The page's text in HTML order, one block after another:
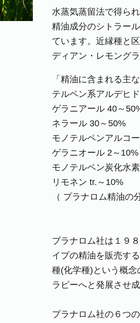
水蒸気蒸留法で得ら
精油成分のシトラー
ています。近縁種と
ディアン・レモング
「精油に含まれる主
テルペン系アルデヒ
ゲラニアール 40～
ネラール 30～50%
モノテルペンアルコ
ゲラニオール 2～10%
モノテルペン炭化水
リモネン tr.～10%
（ プラナロム精油の
プラナロム社は１９
イプの精油を販売す
種(化学種)という概
ラピーへと発展させ
プラナロム社の６つ